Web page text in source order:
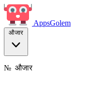
AppsGolem
औजार
№ औजार